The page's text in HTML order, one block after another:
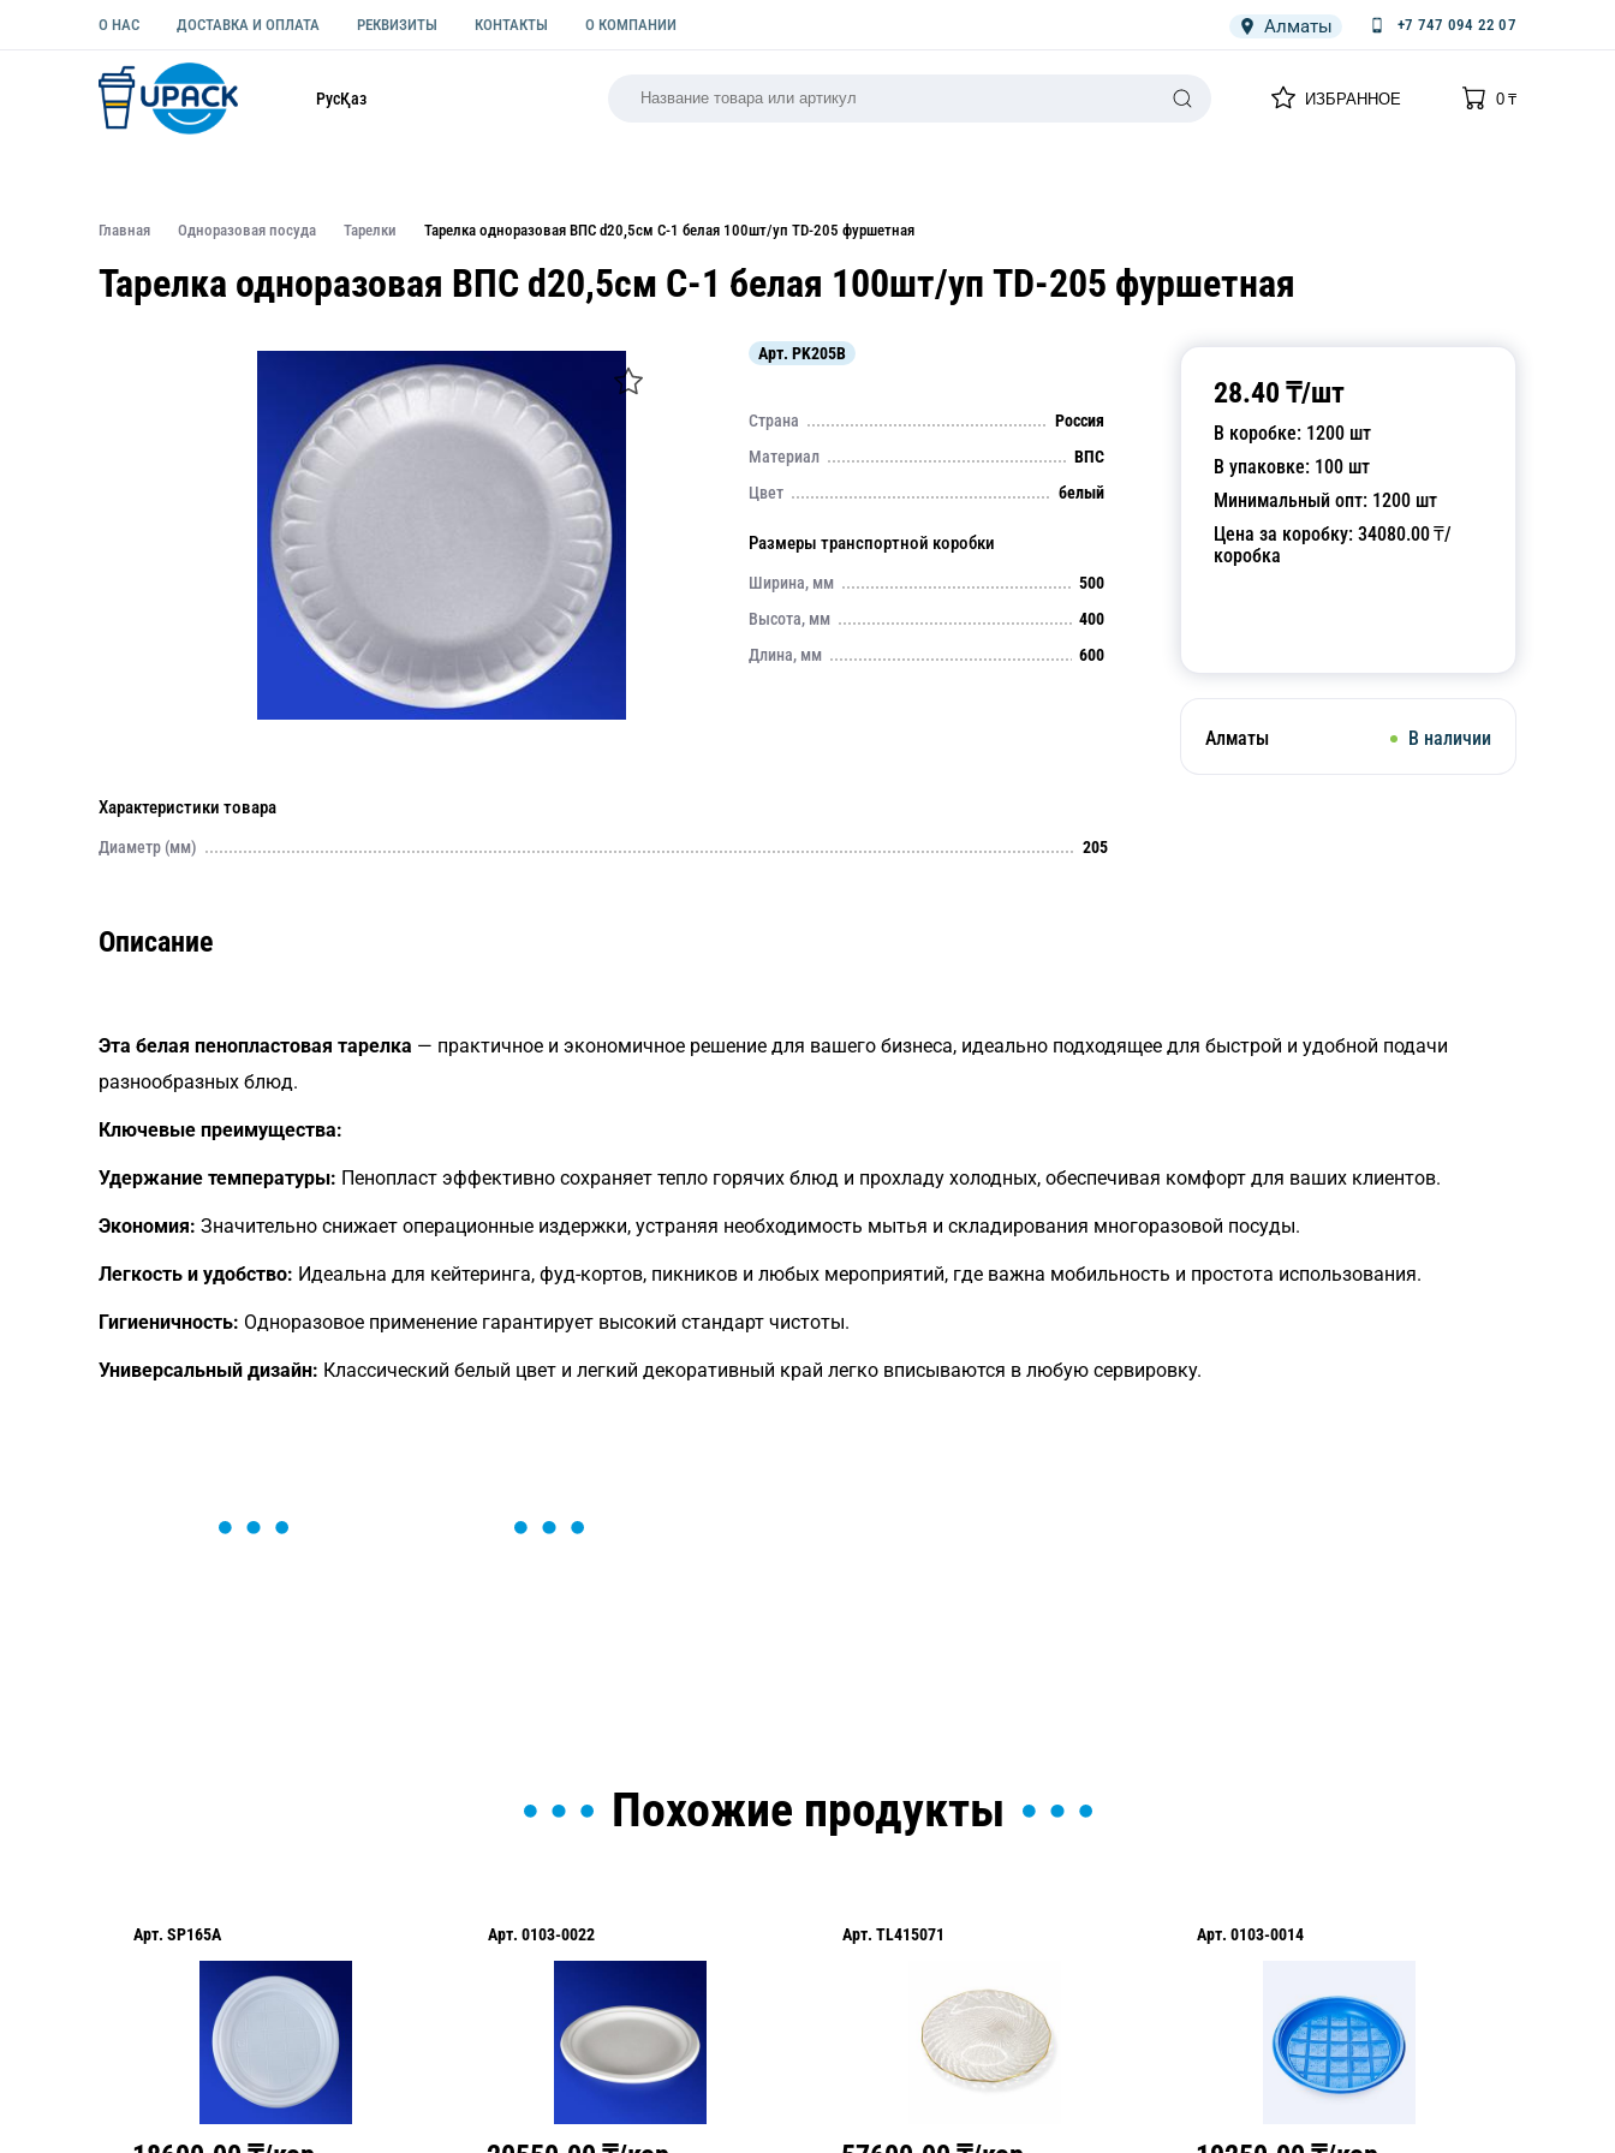
О НАС ДОСТАВКА И ОПЛАТА РЕКВИЗИТЫ КОНТАКТЫ О КОМПАНИИ Алматы +7 747 094 22 07
РусҚаз ИЗБРАННОЕ
0
0₸
Главная Одноразовая посуда Тарелки Тарелка одноразовая ВПС d20,5см С-1 белая 100шт/уп TD-205 фуршетная
Тарелка одноразовая ВПС d20,5см С-1 белая 100шт/уп TD-205 фуршетная
28.40 ₸/шт
В коробке: 1200 шт
В упаковке: 100 шт
Минимальный опт: 1200 шт
Цена за коробку: 34080.00₸/
коробка
Алматы В наличии
Арт. PK205B
Страна
Россия
Материал
ВПС
Цвет
белый
Размеры транспортной коробки
Ширина, мм
500
Высота, мм
400
Длина, мм
600
Характеристики товара
Диаметр (мм) 205
Описание
Эта белая пенопластовая тарелка — практичное и экономичное решение для вашего бизнеса, идеально подходящее для быстрой и удобной подачи
разнообразных блюд.
Ключевые преимущества:
Удержание температуры: Пенопласт эффективно сохраняет тепло горячих блюд и прохладу холодных, обеспечивая комфорт для ваших клиентов.
Экономия: Значительно снижает операционные издержки, устраняя необходимость мытья и складирования многоразовой посуды.
Легкость и удобство: Идеальна для кейтеринга, фуд-кортов, пикников и любых мероприятий, где важна мобильность и простота использования.
Гигиеничность: Одноразовое применение гарантирует высокий стандарт чистоты.
Универсальный дизайн: Классический белый цвет и легкий декоративный край легко вписываются в любую сервировку.
Похожие продукты
Арт. SP165A Арт. 0103-0022 Арт. TL415071 Арт. 0103-0014